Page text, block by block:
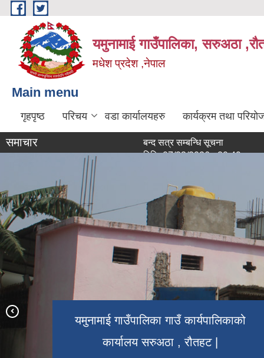
Skip to main content
यमुनामाई गाउँपालिका, सरुअठा
मधेश प्रदेश ,नेपाल
Main menu
गृहपृष्ठ परिचय वडा कार्यालयहरु कार्यक्रम तथा
समाचार
बन्द सत्र सम्बन्धि सूचना
मिति:07/23/2026 - 20:49
07/16/2026 - 14:24
कर्मचारीहरु लाई अत्यन्त जरुरी सूचना
मिति:07/10/2026 - 17:38
मिति:07/10/2026 - 17:32
ऐम्बुलन्स चलाक को नतिजा प्रकाशन
06/11/2026 - 16:09
अन्तिम नतिजा प्रकाशन सम्बन्धमा।
यमुनामाई गाउँपालिका गाउँ कार्यपालिकाको
कार्यालय सरुअठा , रौतहट |
श्री जनता माध्यमिक बिद्यालय ,सरुअठा
रौतहट |